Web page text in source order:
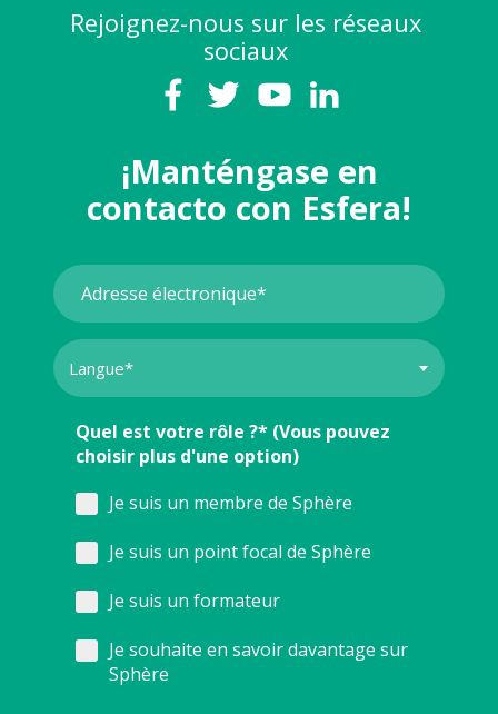
Rejoignez-nous sur les réseaux
sociaux
¡Manténgase en
contacto con Esfera!
Quel est votre rôle ?* (Vous pouvez
choisir plus d'une option)
Je suis un membre de Sphère
Je suis un point focal de Sphère
Je suis un formateur
Je souhaite en savoir davantage sur
Sphère